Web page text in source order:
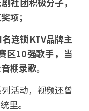
项；
连锁KTV品牌主
区10强歌手，当
棚录歌。
活动，视频还曾
里。